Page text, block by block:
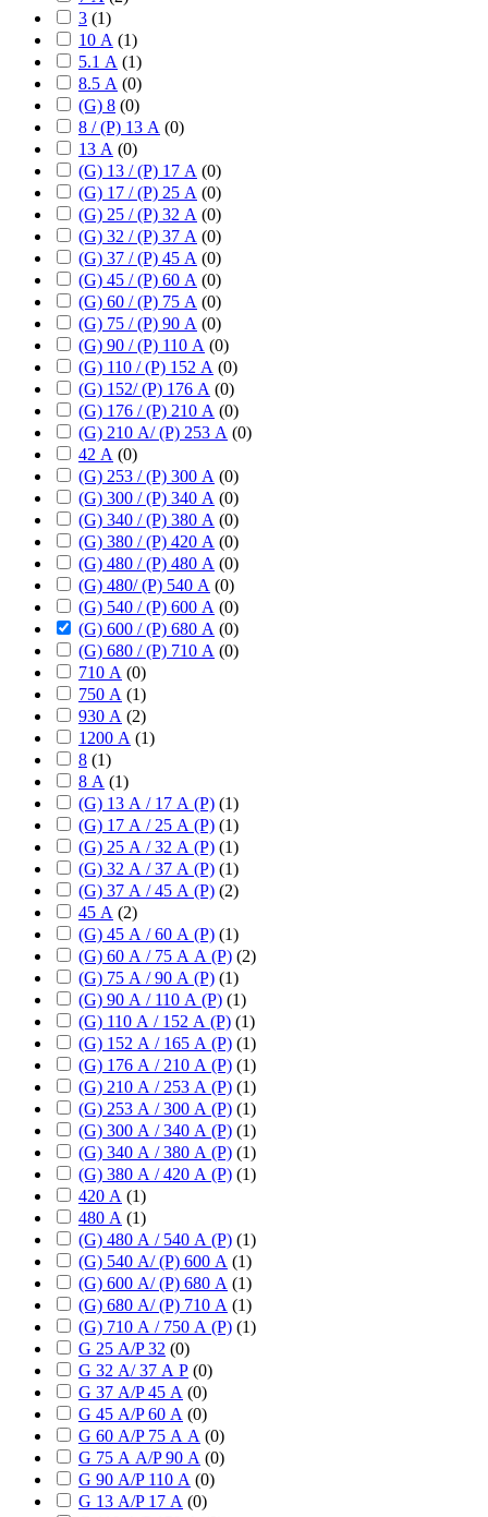
3 (1)
10 А (1)
5.1 А (1)
8.5 А (0)
(G) 8 (0)
8 / (P) 13 А (0)
13 А (0)
(G) 13 / (P) 17 А (0)
(G) 17 / (P) 25 А (0)
(G) 25 / (P) 32 А (0)
(G) 32 / (P) 37 А (0)
(G) 37 / (P) 45 А (0)
(G) 45 / (P) 60 А (0)
(G) 60 / (P) 75 А (0)
(G) 75 / (P) 90 А (0)
(G) 90 / (P) 110 А (0)
(G) 110 / (P) 152 А (0)
(G) 152/ (P) 176 А (0)
(G) 176 / (P) 210 А (0)
(G) 210 А/ (P) 253 А (0)
42 А (0)
(G) 253 / (P) 300 А (0)
(G) 300 / (P) 340 А (0)
(G) 340 / (P) 380 А (0)
(G) 380 / (P) 420 А (0)
(G) 480 / (P) 480 А (0)
(G) 480/ (P) 540 А (0)
(G) 540 / (P) 600 А (0)
(G) 600 / (P) 680 А (0)
(G) 680 / (P) 710 А (0)
710 А (0)
750 А (1)
930 А (2)
1200 А (1)
8 (1)
8 А (1)
(G) 13 А / 17 А (P) (1)
(G) 17 А / 25 А (P) (1)
(G) 25 А / 32 А (P) (1)
(G) 32 А / 37 А (P) (1)
(G) 37 А / 45 А (P) (2)
45 А (2)
(G) 45 А / 60 А (P) (1)
(G) 60 А / 75 А А (P) (2)
(G) 75 А / 90 А (P) (1)
(G) 90 А / 110 А (P) (1)
(G) 110 А / 152 А (P) (1)
(G) 152 А / 165 А (P) (1)
(G) 176 А / 210 А (P) (1)
(G) 210 А / 253 А (P) (1)
(G) 253 А / 300 А (P) (1)
(G) 300 А / 340 А (P) (1)
(G) 340 А / 380 А (P) (1)
(G) 380 А / 420 А (P) (1)
420 А (1)
480 А (1)
(G) 480 А / 540 А (P) (1)
(G) 540 А/ (P) 600 А (1)
(G) 600 А/ (P) 680 А (1)
(G) 680 А/ (P) 710 А (1)
(G) 710 А / 750 А (P) (1)
G 25 А/P 32 (0)
G 32 А/ 37 А P (0)
G 37 А/P 45 А (0)
G 45 А/P 60 А (0)
G 60 А/P 75 А А (0)
G 75 А А/P 90 А (0)
G 90 А/P 110 А (0)
G 13 А/P 17 А (0)